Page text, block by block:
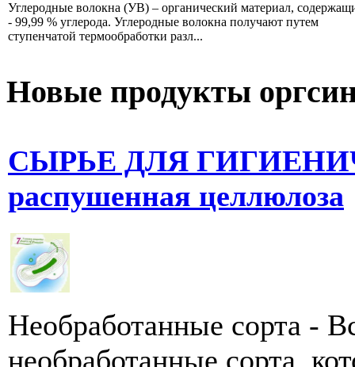
Углеродные волокна (УВ) – органический материал,
- 99,99 % углерода. Углеродные волокна получают путем
ступенчатой термообработки разл...
Новые продукты
СЫРЬЕ ДЛЯ
распушенная целлюлоза
Необработанные сорта -
необработанные сорта,